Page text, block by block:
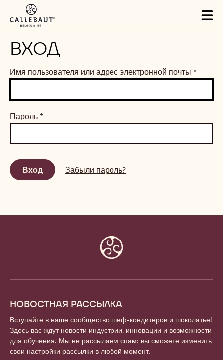
Skip to main content
ВХОД
Имя пользователя или адрес электронной почты *
Пароль *
Забыли пароль?
НОВОСТНАЯ РАССЫЛКА
Вступайте в наше сообщество шеф-кондитеров и шоколатье!
Здесь вас ждут новости индустрии, инновации и возможности
для обучения. Мы не рассылаем спам: вы сможете изменить
свои настройки рассылки в любой момент.